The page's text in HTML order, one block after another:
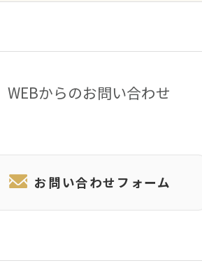
WEBからのお問い合わせ
お問い合わせフォーム